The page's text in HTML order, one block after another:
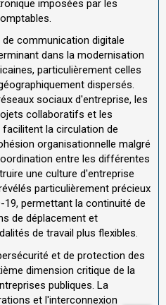
imposées par les
communication digitale
dans la modernisation
particulièrement celles
dispersés.
sociaux d'entreprise, les
collaboratifs et les
la circulation de
organisationnelle malgré
entre les différentes
une culture d'entreprise
particulièrement précieux
19, permettant la continuité de
de déplacement et
de travail plus flexibles.
et de protection des
dimension critique de la
publiques. La
et l'interconnexion